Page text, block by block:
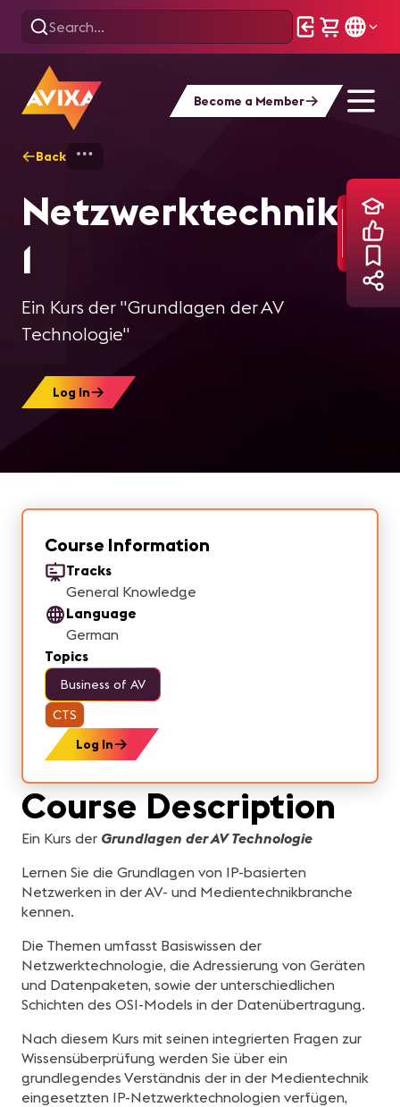
Become a Member
Back
Netzwerktechnik
1
Ein Kurs der "Grundlagen der AV
Technologie"
Log In
Course Description
Ein Kurs der Grundlagen der AV Technologie
Lernen Sie die Grundlagen von IP-basierten
Netzwerken in der AV- und Medientechnikbranche
kennen.
Die Themen umfasst Basiswissen der
Netzwerktechnologie, die Adressierung von Geräten
und Datenpaketen, sowie der unterschiedlichen
Schichten des OSI-Models in der Datenübertragung.
Nach diesem Kurs mit seinen integrierten Fragen zur
Wissensüberprüfung werden Sie über ein
grundlegendes Verständnis der in der Medientechnik
eingesetzten IP-Netzwerktechnologien verfügen,
Course Information
Tracks
General Knowledge
Language
German
Topics
Business of AV
CTS
Log In